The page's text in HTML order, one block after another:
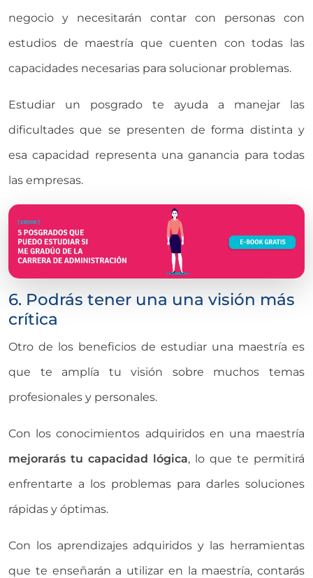
negocio y necesitarán contar con personas con
estudios de maestría que cuenten con todas las
capacidades necesarias para solucionar problemas.
Estudiar un posgrado te ayuda a manejar las
dificultades que se presenten de forma distinta y
esa capacidad representa una ganancia para todas
las empresas.
6. Podrás tener una una visión más
crítica
Otro de los beneficios de estudiar una maestría es
que te amplía tu visión sobre muchos temas
profesionales y personales.
Con los conocimientos adquiridos en una maestría
mejorarás tu capacidad lógica, lo que te permitirá
enfrentarte a los problemas para darles soluciones
rápidas y óptimas.
Con los aprendizajes adquiridos y las herramientas
que te enseñarán a utilizar en la maestría, contarás